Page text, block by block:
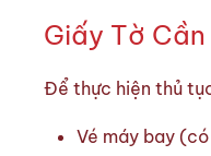
Giấy Tờ
Để thực hiện thủ
Vé máy bay